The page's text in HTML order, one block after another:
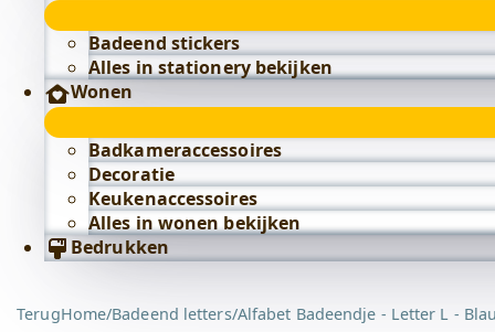
Badeend stickers
Alles in stationery bekijken
Wonen
Badkameraccessoires
Decoratie
Keukenaccessoires
Alles in wonen bekijken
Bedrukken
TerugHome/Badeend letters/Alfabet Badeendje - Letter L -